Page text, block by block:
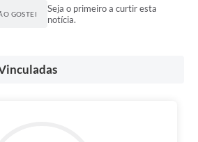
GOSTEI
Seja o primeiro a curtir esta
notícia.